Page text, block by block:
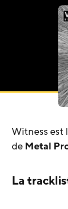
Witness est
deMetal
La